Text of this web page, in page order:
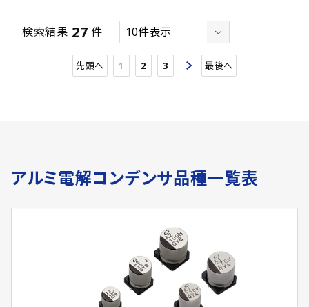
検索結果 27 件
先頭へ 1 2 3 最後へ
アルミ電解コンデンサ品種一覧表